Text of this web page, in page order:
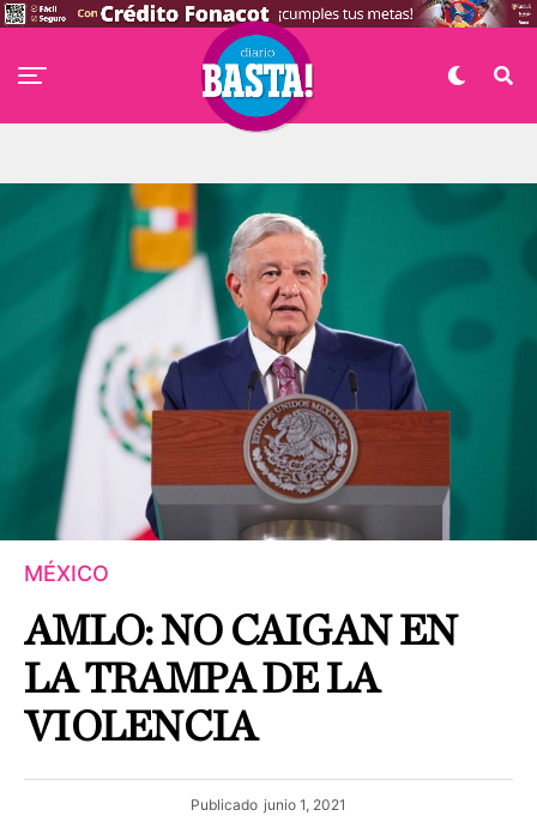
MÉXICO
AMLO: NO CAIGAN EN
LA TRAMPA DE LA
VIOLENCIA
Publicado junio 1, 2021